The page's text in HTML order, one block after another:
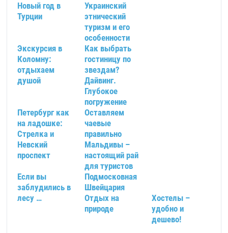
Новый год в
Турции
Украинский
этнический
туризм и его
особенности
Экскурсия в
Коломну:
отдыхаем
душой
Как выбрать
гостиницу по
звездам?
Дайвинг.
Глубокое
погружение
Петербург как
на ладошке:
Стрелка и
Невский
проспект
Оставляем
чаевые
правильно
Мальдивы –
настоящий рай
для туристов
Если вы
заблудились в
лесу …
Подмосковная
Швейцария
Отдых на
природе
Хостелы –
удобно и
дешево!